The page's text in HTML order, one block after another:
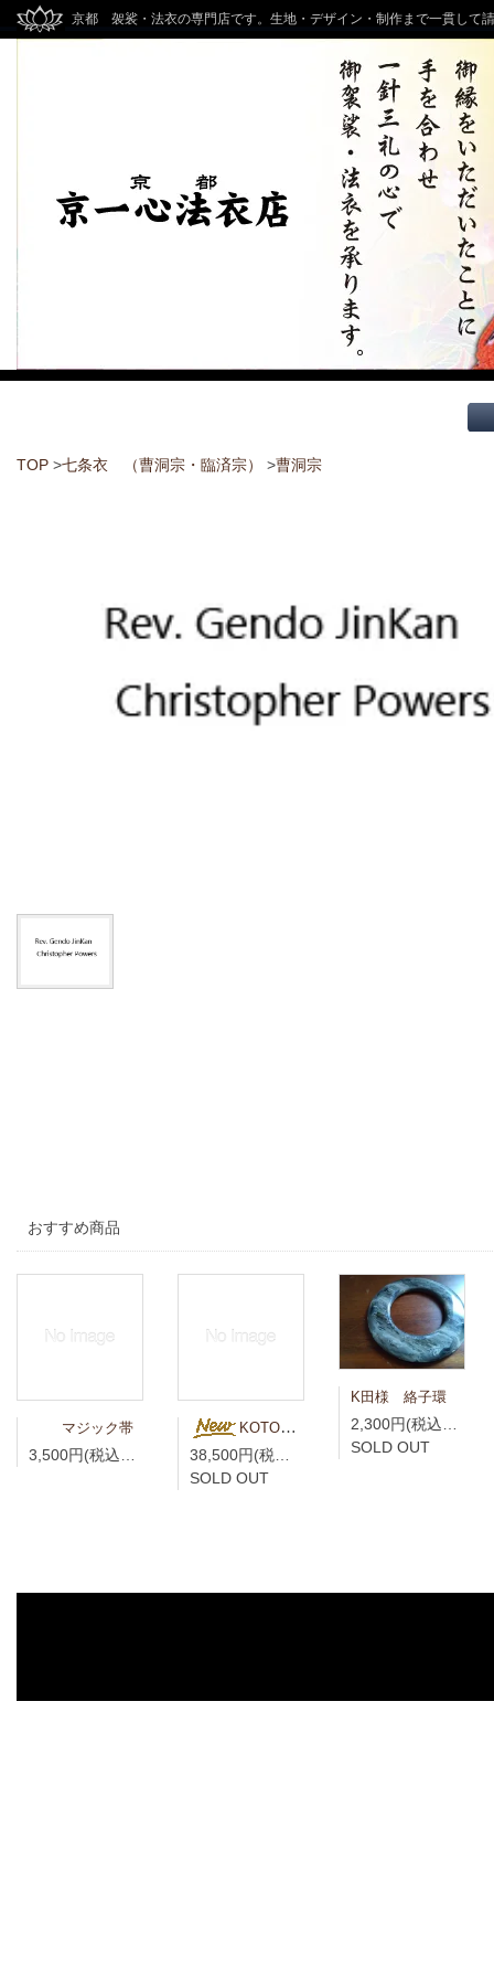
京都 袈裟・法衣の専門店です。生地・デザイン・制作まで一貫して
TOP >七条衣 （曹洞宗・臨済宗） >曹洞宗
おすすめ商品
マジック帯
3,500円(税込3,850円)
KOTO様専用 青藍（せいらん）真言宗折五条 竹編柄 無紋
38,500円(税込42,350円)
SOLD OUT
K田様 絡子環
SOLD OUT